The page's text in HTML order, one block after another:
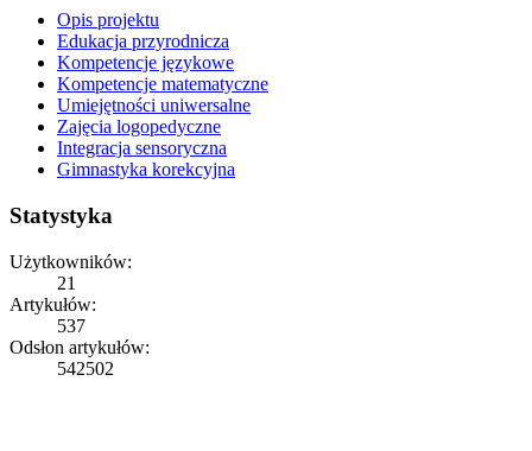
Opis projektu
Edukacja przyrodnicza
Kompetencje językowe
Kompetencje matematyczne
Umiejętności uniwersalne
Zajęcia logopedyczne
Integracja sensoryczna
Gimnastyka korekcyjna
Statystyka
Użytkowników:
21
Artykułów:
537
Odsłon artykułów:
542502